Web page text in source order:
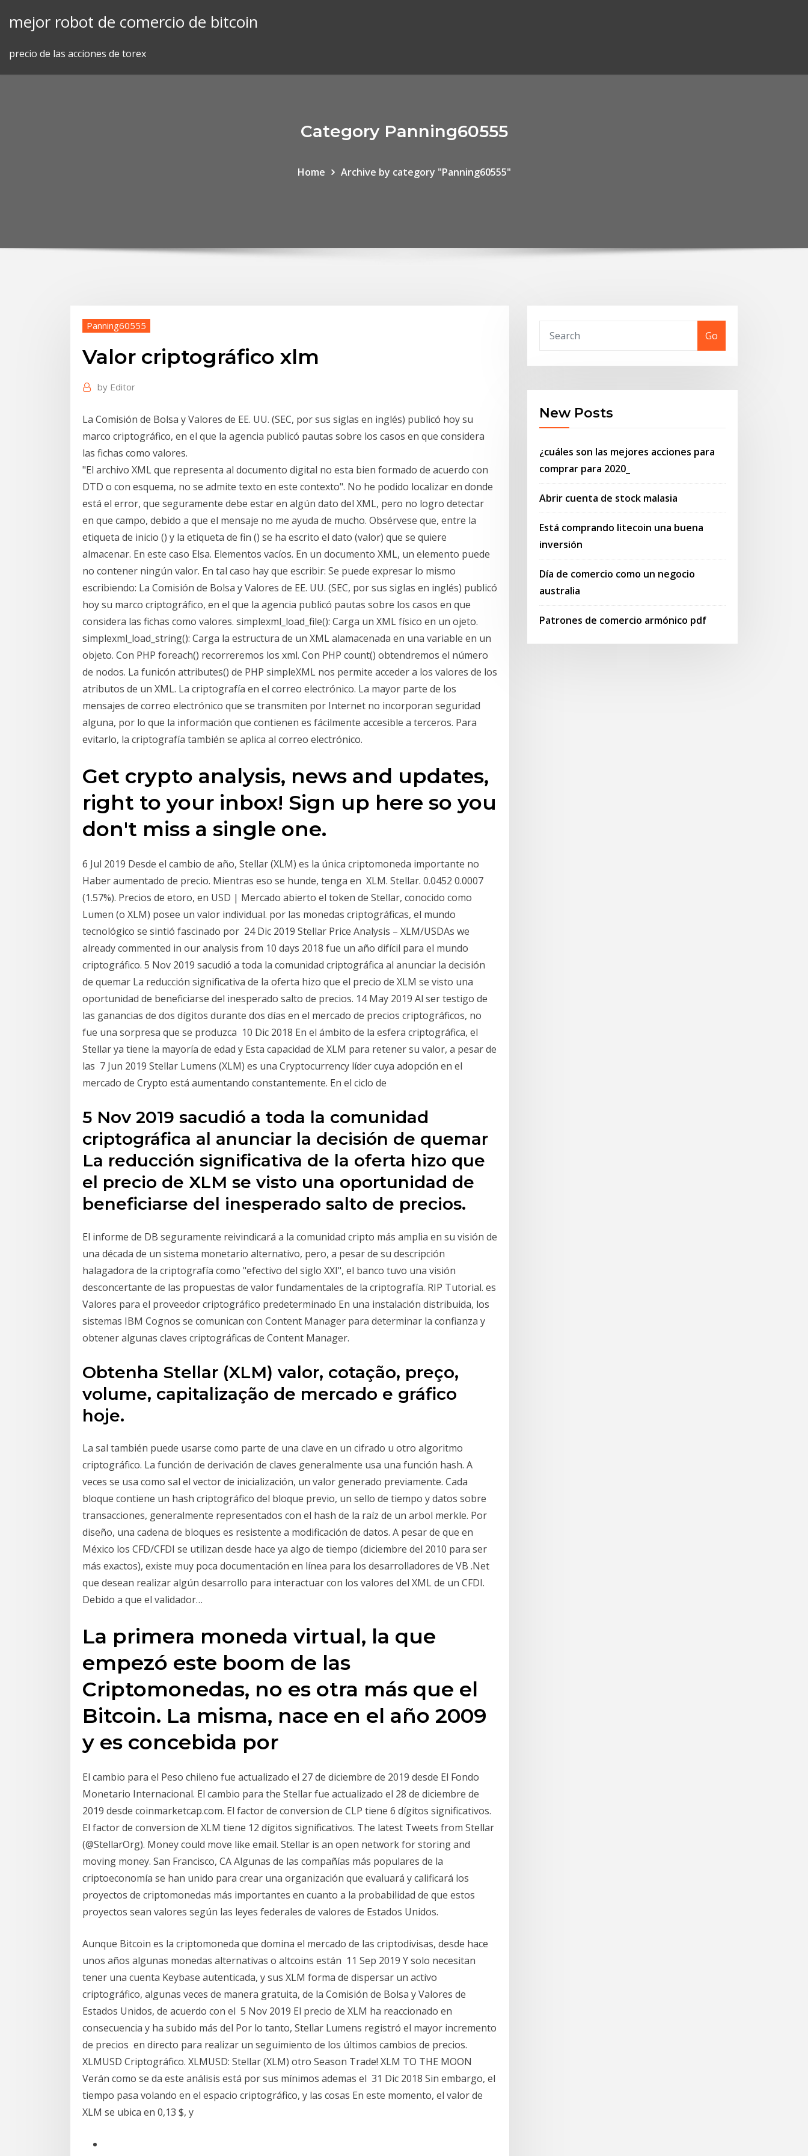
mejor robot de comercio de bitcoin
precio de las acciones de torex
Category Panning60555
Home Archive by category "Panning60555"
Panning60555
Valor criptográfico xlm
by Editor
La Comisión de Bolsa y Valores de EE. UU. (SEC, por sus siglas en inglés) publicó hoy su
marco criptográfico, en el que la agencia publicó pautas sobre los casos en que considera
las fichas como valores.
"El archivo XML que representa al documento digital no esta bien formado de acuerdo con
DTD o con esquema, no se admite texto en este contexto". No he podido localizar en donde
está el error, que seguramente debe estar en algún dato del XML, pero no logro detectar
en que campo, debido a que el mensaje no me ayuda de mucho. Obsérvese que, entre la
etiqueta de inicio () y la etiqueta de fin () se ha escrito el dato (valor) que se quiere
almacenar. En este caso Elsa. Elementos vacíos. En un documento XML, un elemento puede
no contener ningún valor. En tal caso hay que escribir: Se puede expresar lo mismo
escribiendo: La Comisión de Bolsa y Valores de EE. UU. (SEC, por sus siglas en inglés) publicó
hoy su marco criptográfico, en el que la agencia publicó pautas sobre los casos en que
considera las fichas como valores. simplexml_load_file(): Carga un XML físico en un ojeto.
simplexml_load_string(): Carga la estructura de un XML alamacenada en una variable en un
objeto. Con PHP foreach() recorreremos los xml. Con PHP count() obtendremos el número
de nodos. La funicón attributes() de PHP simpleXML nos permite acceder a los valores de los
atributos de un XML. La criptografía en el correo electrónico. La mayor parte de los
mensajes de correo electrónico que se transmiten por Internet no incorporan seguridad
alguna, por lo que la información que contienen es fácilmente accesible a terceros. Para
evitarlo, la criptografía también se aplica al correo electrónico.
Get crypto analysis, news and updates,
right to your inbox! Sign up here so you
don't miss a single one.
6 Jul 2019 Desde el cambio de año, Stellar (XLM) es la única criptomoneda importante no
Haber aumentado de precio. Mientras eso se hunde, tenga en XLM. Stellar. 0.0452 0.0007
(1.57%). Precios de etoro, en USD | Mercado abierto el token de Stellar, conocido como
Lumen (o XLM) posee un valor individual. por las monedas criptográficas, el mundo
tecnológico se sintió fascinado por 24 Dic 2019 Stellar Price Analysis – XLM/USDAs we
already commented in our analysis from 10 days 2018 fue un año difícil para el mundo
criptográfico. 5 Nov 2019 sacudió a toda la comunidad criptográfica al anunciar la decisión
de quemar La reducción significativa de la oferta hizo que el precio de XLM se visto una
oportunidad de beneficiarse del inesperado salto de precios. 14 May 2019 Al ser testigo de
las ganancias de dos dígitos durante dos días en el mercado de precios criptográficos, no
fue una sorpresa que se produzca 10 Dic 2018 En el ámbito de la esfera criptográfica, el
Stellar ya tiene la mayoría de edad y Esta capacidad de XLM para retener su valor, a pesar de
las 7 Jun 2019 Stellar Lumens (XLM) es una Cryptocurrency líder cuya adopción en el
mercado de Crypto está aumentando constantemente. En el ciclo de
5 Nov 2019 sacudió a toda la comunidad
criptográfica al anunciar la decisión de quemar
La reducción significativa de la oferta hizo que
el precio de XLM se visto una oportunidad de
beneficiarse del inesperado salto de precios.
El informe de DB seguramente reivindicará a la comunidad cripto más amplia en su visión de
una década de un sistema monetario alternativo, pero, a pesar de su descripción
halagadora de la criptografía como "efectivo del siglo XXI", el banco tuvo una visión
desconcertante de las propuestas de valor fundamentales de la criptografía. RIP Tutorial. es
Valores para el proveedor criptográfico predeterminado En una instalación distribuida, los
sistemas IBM Cognos se comunican con Content Manager para determinar la confianza y
obtener algunas claves criptográficas de Content Manager.
Obtenha Stellar (XLM) valor, cotação, preço,
volume, capitalização de mercado e gráfico
hoje.
La sal también puede usarse como parte de una clave en un cifrado u otro algoritmo
criptográfico. La función de derivación de claves generalmente usa una función hash. A
veces se usa como sal el vector de inicialización, un valor generado previamente. Cada
bloque contiene un hash criptográfico del bloque previo, un sello de tiempo y datos sobre
transacciones, generalmente representados con el hash de la raíz de un arbol merkle. Por
diseño, una cadena de bloques es resistente a modificación de datos. A pesar de que en
México los CFD/CFDI se utilizan desde hace ya algo de tiempo (diciembre del 2010 para ser
más exactos), existe muy poca documentación en línea para los desarrolladores de VB .Net
que desean realizar algún desarrollo para interactuar con los valores del XML de un CFDI.
Debido a que el validador…
La primera moneda virtual, la que
empezó este boom de las
Criptomonedas, no es otra más que el
Bitcoin. La misma, nace en el año 2009
y es concebida por
El cambio para el Peso chileno fue actualizado el 27 de diciembre de 2019 desde El Fondo
Monetario Internacional. El cambio para the Stellar fue actualizado el 28 de diciembre de
2019 desde coinmarketcap.com. El factor de conversion de CLP tiene 6 dígitos significativos.
El factor de conversion de XLM tiene 12 dígitos significativos. The latest Tweets from Stellar
(@StellarOrg). Money could move like email. Stellar is an open network for storing and
moving money. San Francisco, CA Algunas de las compañías más populares de la
criptoeconomía se han unido para crear una organización que evaluará y calificará los
proyectos de criptomonedas más importantes en cuanto a la probabilidad de que estos
proyectos sean valores según las leyes federales de valores de Estados Unidos.
Aunque Bitcoin es la criptomoneda que domina el mercado de las criptodivisas, desde hace
unos años algunas monedas alternativas o altcoins están 11 Sep 2019 Y solo necesitan
tener una cuenta Keybase autenticada, y sus XLM forma de dispersar un activo
criptográfico, algunas veces de manera gratuita, de la Comisión de Bolsa y Valores de
Estados Unidos, de acuerdo con el 5 Nov 2019 El precio de XLM ha reaccionado en
consecuencia y ha subido más del Por lo tanto, Stellar Lumens registró el mayor incremento
de precios en directo para realizar un seguimiento de los últimos cambios de precios.
XLMUSD Criptográfico. XLMUSD: Stellar (XLM) otro Season Trade! XLM TO THE MOON
Verán como se da este análisis está por sus mínimos ademas el 31 Dic 2018 Sin embargo, el
tiempo pasa volando en el espacio criptográfico, y las cosas En este momento, el valor de
XLM se ubica en 0,13 $, y
Go
New Posts
¿cuáles son las mejores acciones para
comprar para 2020_
Abrir cuenta de stock malasia
Está comprando litecoin una buena
inversión
Día de comercio como un negocio
australia
Patrones de comercio armónico pdf